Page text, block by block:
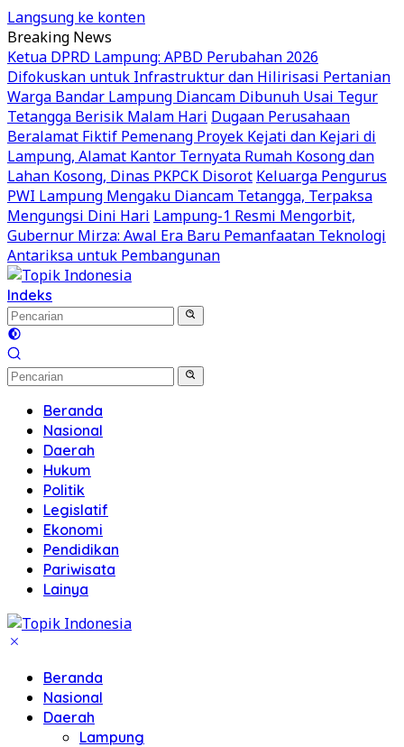
Langsung ke konten
Breaking News
Ketua DPRD Lampung: APBD Perubahan 2026
Difokuskan untuk Infrastruktur dan Hilirisasi Pertanian
Warga Bandar Lampung Diancam Dibunuh Usai Tegur
Tetangga Berisik Malam Hari Dugaan Perusahaan
Beralamat Fiktif Pemenang Proyek Kejati dan Kejari di
Lampung, Alamat Kantor Ternyata Rumah Kosong dan
Lahan Kosong, Dinas PKPCK Disorot Keluarga Pengurus
PWI Lampung Mengaku Diancam Tetangga, Terpaksa
Mengungsi Dini Hari Lampung-1 Resmi Mengorbit,
Gubernur Mirza: Awal Era Baru Pemanfaatan Teknologi
Antariksa untuk Pembangunan
Indeks
Beranda
Nasional
Daerah
Hukum
Politik
Legislatif
Ekonomi
Pendidikan
Pariwisata
Lainya
Beranda
Nasional
Daerah
Lampung